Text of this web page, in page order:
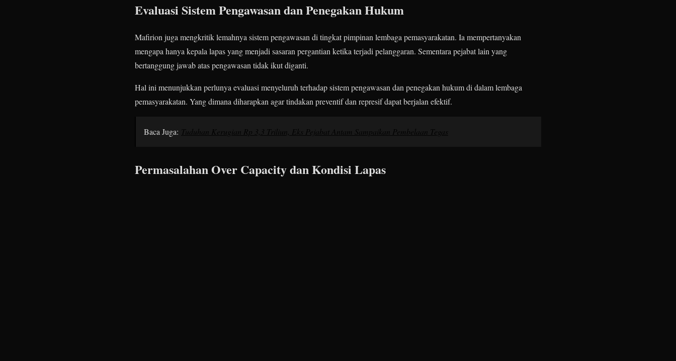
Evaluasi Sistem Pengawasan dan Penegakan Hukum
Mafirion juga mengkritik lemahnya sistem pengawasan di tingkat pimpinan lembaga pemasyarakatan. Ia mempertanyakan
mengapa hanya kepala lapas yang menjadi sasaran pergantian ketika terjadi pelanggaran. Sementara pejabat lain yang
bertanggung jawab atas pengawasan tidak ikut diganti.
Hal ini menunjukkan perlunya evaluasi menyeluruh terhadap sistem pengawasan dan penegakan hukum di dalam lembaga
pemasyarakatan. Yang dimana diharapkan agar tindakan preventif dan represif dapat berjalan efektif.
Baca Juga: Tuduhan Kerugian Rp 3,3 Triliun, Eks Pejabat Antam Sampaikan Pembelaan Tegas
Permasalahan Over Capacity dan Kondisi Lapas